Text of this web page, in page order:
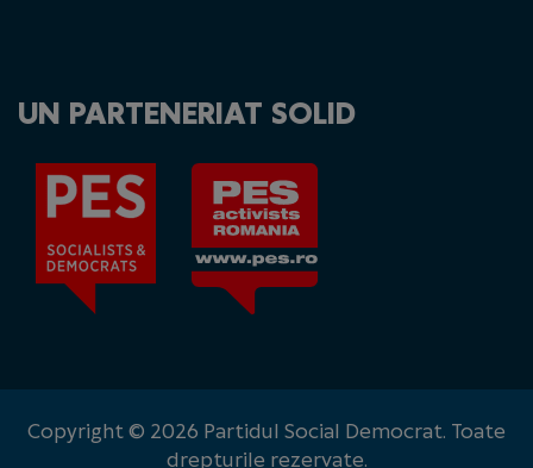
UN PARTENERIAT SOLID
Copyright © 2026 Partidul Social Democrat. Toate
drepturile rezervate.